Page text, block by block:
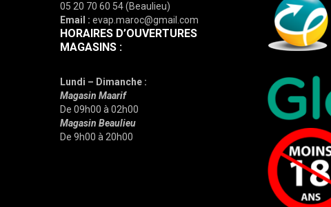
05 20 70 60 54 (Beaulieu)
Email : evap.maroc@gmail.com
HORAIRES D’OUVERTURES
MAGASINS :
Lundi – Dimanche :
Magasin Maarif
De 09h00 à 02h00
Magasin Beaulieu
De 9h00 à 20h00